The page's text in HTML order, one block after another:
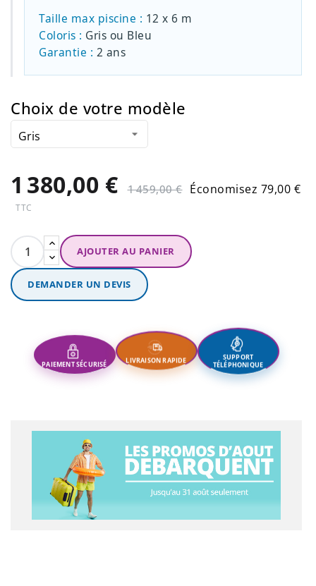
Taille max piscine : 12 x 6 m
Coloris : Gris ou Bleu
Garantie : 2 ans
Choix de votre modèle
1 380,00 € 1 459,00 € Économisez 79,00 €
TTC
AJOUTER AU PANIER
DEMANDER UN DEVIS
PAIEMENT SÉCURISÉ LIVRAISON RAPIDE
SUPPORT
TÉLÉPHONIQUE